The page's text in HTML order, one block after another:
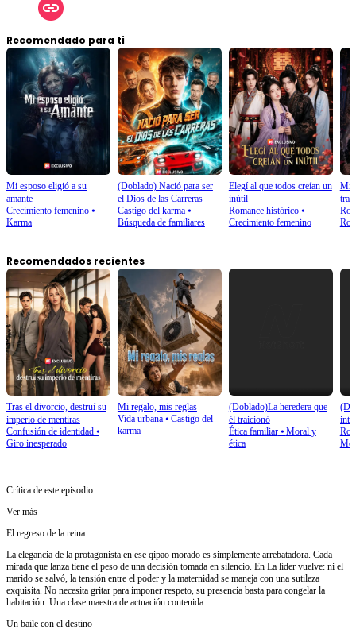
Recomendado para ti
Mi esposo eligió a su
amante
Crecimiento femenino ⦁
Karma
(Doblado) Nació para ser
el Dios de las Carreras
Castigo del karma⦁
Búsqueda de familiares
Elegí al que todos creían un
inútil
Romance histórico⦁
Crecimiento femenino
Mi
Recomendados recientes
Tras el divorcio, destruí su
imperio de mentiras
Confusión de identidad ⦁
Giro inesperado
Mi regalo, mis reglas
Vida urbana⦁ Castigo del
karma
(Doblado)La heredera que
él traicionó
Ética familiar⦁ Moral y
ética
Crítica de este episodio
Ver más
El regreso de la reina
La elegancia de la protagonista en ese qipao morado es simplemente arrebatadora. Cada
mirada que lanza tiene el peso de una decisión tomada en silencio. En La líder vuelve: ni el
marido se salvó, la tensión entre el poder y la maternidad se maneja con una sutileza
exquisita. No necesita gritar para imponer respeto, su presencia basta para congelar la
habitación. Una clase maestra de actuación contenida.
Un baile con el destino